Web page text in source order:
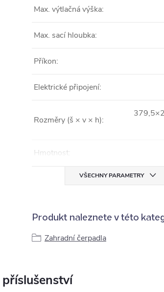
Max. výtlačná výška:
Max. sací hloubka:
Příkon:
Elektrické připojení:
Rozměry (š × v × h):
Hmotnost:
VŠECHNY PARAMETRY
Produkt naleznete v této
Zahradní čerpadla